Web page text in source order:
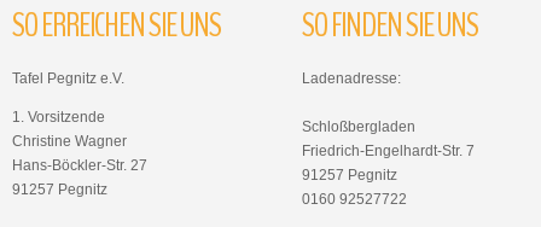
SOERREICHENSIEUNS
Tafel Pegnitz e.V.
1. Vorsitzende
Christine Wagner
Hans-Böckler-Str. 27
91257 Pegnitz
SOFINDENSIEUNS
Ladenadresse:
Schloßbergladen
Friedrich-Engelhardt-Str. 7
91257 Pegnitz
0160 92527722